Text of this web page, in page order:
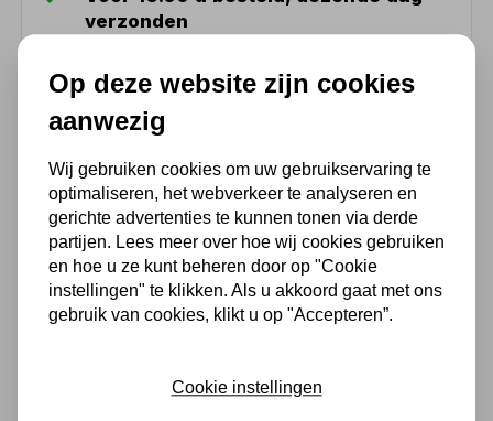
verzonden
548 51 75 75
1.500 m2 winkel in Rijssen !
Ook handig
Dop 12 kant 1/2" 18mm
3,25 excl. BTW
Op deze website zijn cookies
aanwezig
Wij gebruiken cookies om uw gebruikservaring te
optimaliseren, het webverkeer te analyseren en
gerichte advertenties te kunnen tonen via derde
partijen. Lees meer over hoe wij cookies gebruiken
en hoe u ze kunt beheren door op "Cookie
instellingen" te klikken. Als u akkoord gaat met ons
gebruik van cookies, klikt u op "Accepteren”.
Cookie instellingen